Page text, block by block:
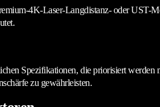
4K-Laser-Langdistanz- oder UST-
Spezifikationen, die priorisiert
zu gewährleisten.